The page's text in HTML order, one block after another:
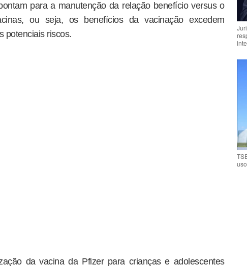
para a manutenção da relação benefício versus o
ou seja, os benefícios da vacinação excedem
potenciais riscos.
da vacina da Pfizer para crianças e adolescentes